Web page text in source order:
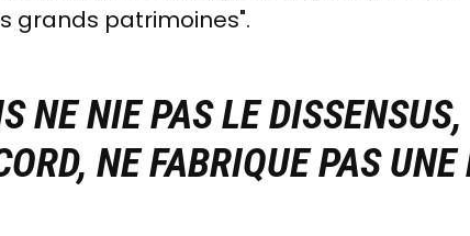
grands patrimoines".
NE NIE PAS LE
NE FABRIQUE PAS